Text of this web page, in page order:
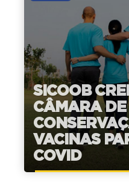
SICOOB
CÂMARA DE
VACINAS
COVID